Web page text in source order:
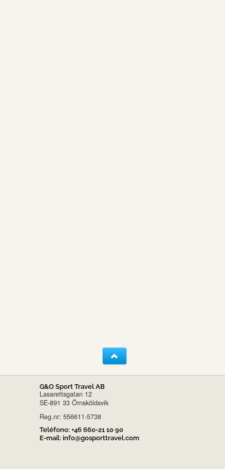
G&O Sport Travel AB
Lasarettsgatan 12
SE-891 33 Örnsköldsvik
Reg.nr: 556611-5738
Teléfono: +46 660-21 10 90
E-mail: info@gosporttravel.com